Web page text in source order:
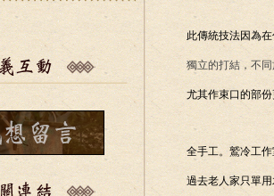
此傳統技法因為
獨立的打結，不
尤其作束口的部
全手工。鷲冷工
過去老人家只單